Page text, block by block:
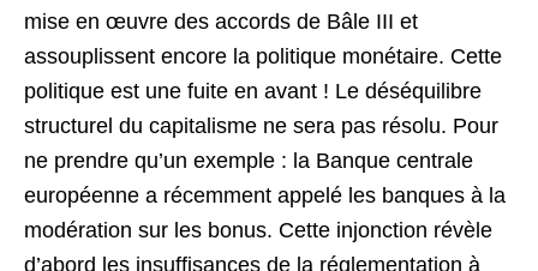
mise en œuvre des accords de Bâle III et
assouplissent encore la politique monétaire. Cette
politique est une fuite en avant ! Le déséquilibre
structurel du capitalisme ne sera pas résolu. Pour
ne prendre qu’un exemple : la Banque centrale
européenne a récemment appelé les banques à la
modération sur les bonus. Cette injonction révèle
d’abord les insuffisances de la réglementation à